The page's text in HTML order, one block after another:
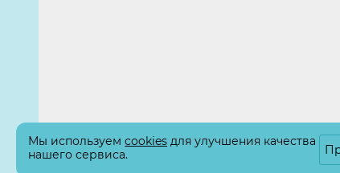
Мы используем cookies для улучшения качества
нашего сервиса.